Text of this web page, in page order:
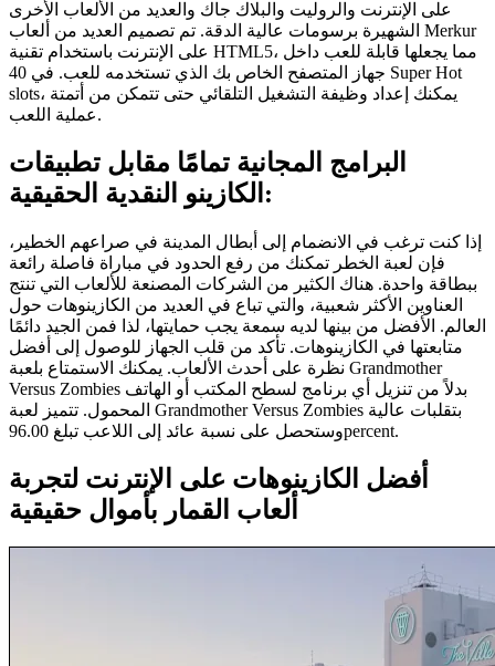
على الإنترنت والروليت والبلاك جاك والعديد من الألعاب الأخرى
الشهيرة برسومات عالية الدقة. تم تصميم العديد من ألعاب Merkur
على الإنترنت باستخدام تقنية HTML5، مما يجعلها قابلة للعب داخل
جهاز المتصفح الخاص بك الذي تستخدمه للعب. في 40 Super Hot
slots، يمكنك إعداد وظيفة التشغيل التلقائي حتى تتمكن من أتمتة
عملية اللعب.
البرامج المجانية تمامًا مقابل تطبيقات
الكازينو النقدية الحقيقية:
إذا كنت ترغب في الانضمام إلى أبطال المدينة في صراعهم الخطير،
فإن لعبة الخطر تمكنك من رفع الحدود في مباراة فاصلة رائعة
ببطاقة واحدة. هناك الكثير من الشركات المصنعة للألعاب التي تنتج
العناوين الأكثر شعبية، والتي تباع في العديد من الكازينوهات حول
العالم. الأفضل من بينها لديه سمعة يجب حمايتها، لذا فمن الجيد دائمًا
متابعتها في الكازينوهات. تأكد من قلب الجهاز للوصول إلى أفضل
نظرة على أحدث الألعاب. يمكنك الاستمتاع بلعبة Grandmother
Versus Zombies بدلاً من تنزيل أي برنامج لسطح المكتب أو الهاتف
المحمول. تتميز لعبة Grandmother Versus Zombies بتقلبات عالية
وستحصل على نسبة عائد إلى اللاعب تبلغ 96.00percent.
أفضل الكازينوهات على الإنترنت لتجربة
ألعاب القمار بأموال حقيقية